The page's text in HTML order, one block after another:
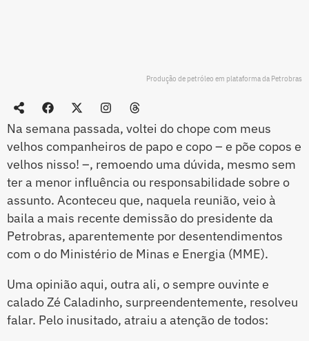
Produção de petróleo em plataforma da Petrobras
Na semana passada, voltei do chope com meus
velhos companheiros de papo e copo – e põe copos e
velhos nisso! –, remoendo uma dúvida, mesmo sem
ter a menor influência ou responsabilidade sobre o
assunto. Aconteceu que, naquela reunião, veio à
baila a mais recente demissão do presidente da
Petrobras, aparentemente por desentendimentos
com o do Ministério de Minas e Energia (MME).
Uma opinião aqui, outra ali, o sempre ouvinte e
calado Zé Caladinho, surpreendentemente, resolveu
falar. Pelo inusitado, atraiu a atenção de todos: